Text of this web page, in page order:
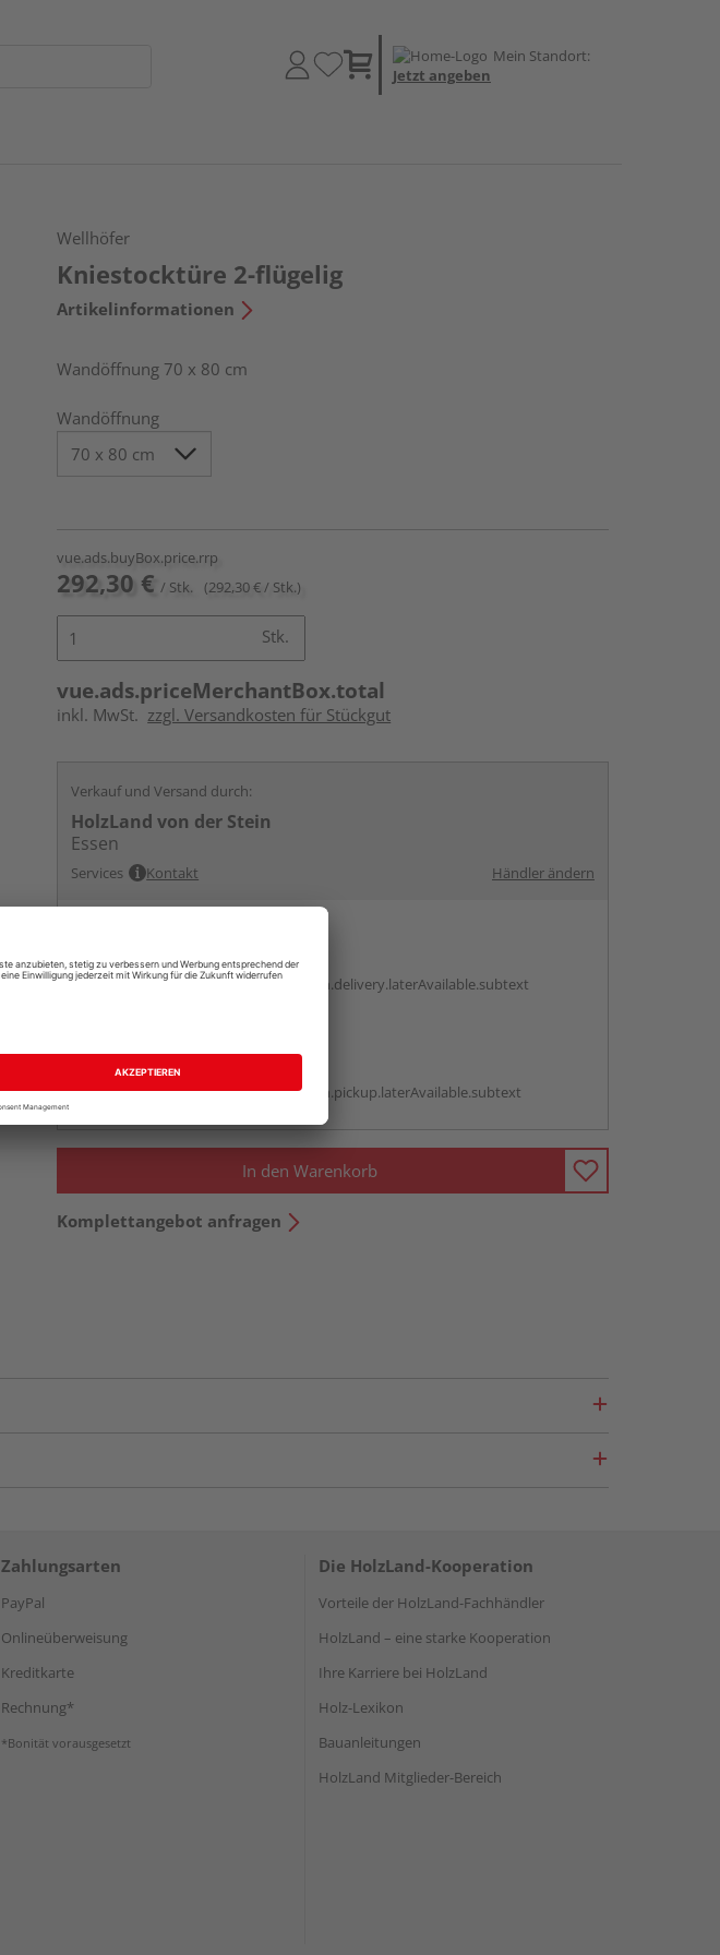
Mein Standort:
Jetzt angeben
Wellhöfer
Kniestocktüre 2-flügelig
Artikelinformationen
Wandöffnung 70 x 80 cm
Wandöffnung
vue.ads.buyBox.price.rrp
292,30 € / Stk. (292,30 € / Stk.)
Stk.
vue.ads.priceMerchantBox.total
inkl. MwSt. zzgl. Versandkosten für Stückgut
Verkauf und Versand durch:
HolzLand von der Stein
Essen
Services Kontakt Händler ändern
Auf Vorbestellung:
vue.ads.priceMerchantBox.option.delivery.laterAvailable.subtext
Auf Vorbestellung:
vue.ads.priceMerchantBox.option.pickup.laterAvailable.subtext
In den Warenkorb
Komplettangebot anfragen
Zahlungsarten
PayPal
Onlineüberweisung
Kreditkarte
Rechnung*
*Bonität vorausgesetzt
Die HolzLand-Kooperation
Vorteile der HolzLand-Fachhändler
HolzLand – eine starke Kooperation
Ihre Karriere bei HolzLand
Holz-Lexikon
Bauanleitungen
HolzLand Mitglieder-Bereich